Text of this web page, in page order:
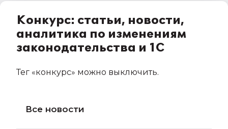
Конкурс: статьи, новости,
аналитика по изменениям
законодательства и 1С
Тег «конкурс» можно выключить.
Все новости